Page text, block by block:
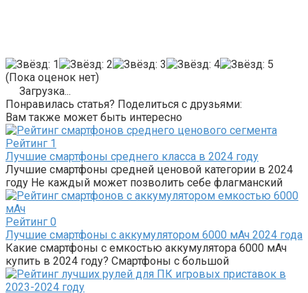
(Пока оценок нет)
Загрузка...
Понравилась статья? Поделиться с друзьями:
Вам также может быть интересно
Рейтинг 1
Лучшие смартфоны среднего класса в 2024 году
Лучшие смартфоны средней ценовой категории в 2024
году Не каждый может позволить себе флагманский
Рейтинг 0
Лучшие смартфоны с аккумулятором 6000 мАч 2024 года
Какие смартфоны с емкостью аккумулятора 6000 мАч
купить в 2024 году? Смартфоны с большой